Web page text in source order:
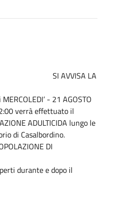
LA
- 21 AGOSTO
verrà effettuato il
ADULTICIDA lungo le
di Casalbordino.
DI
durante e dopo il